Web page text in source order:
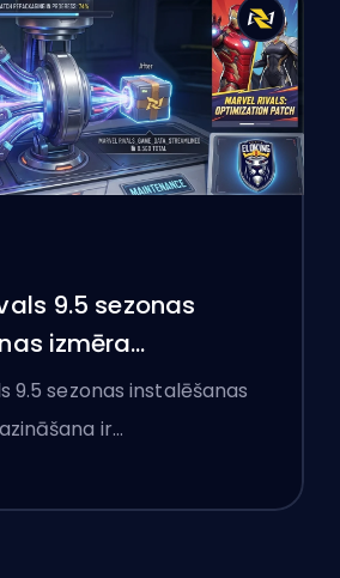
9.5 sezonas
izmēra
skaidrota
9.5 sezonas instalēšanas
ir…